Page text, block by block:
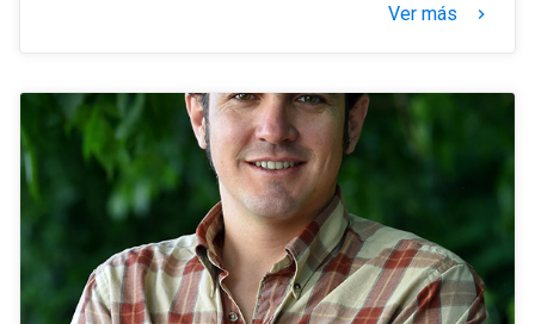
Ver más keyboard_arrow_right